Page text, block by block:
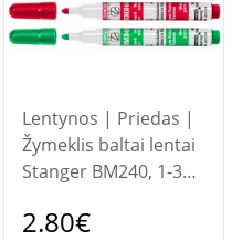
Lentynos | Priedas |
Žymeklis baltai lentai
Stanger BM240, 1-3
mėlynas 1 vnt.
2.80€